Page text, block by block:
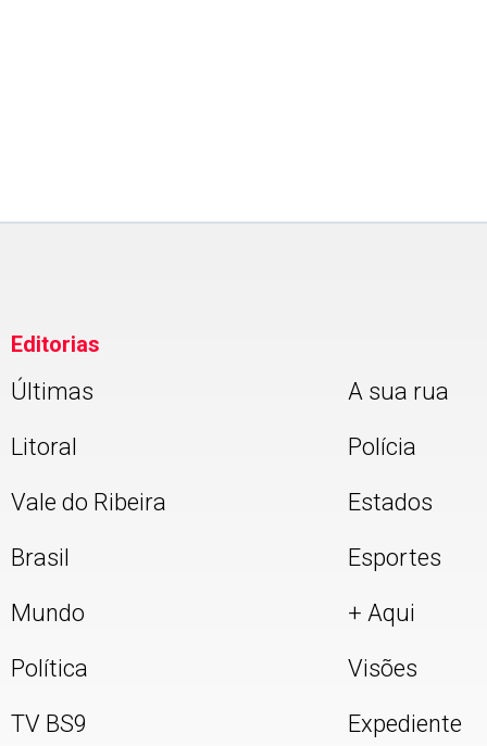
Editorias
Últimas
Litoral
Vale do Ribeira
Brasil
Mundo
Política
TV BS9
A sua rua
Polícia
Estados
Esportes
+ Aqui
Visões
Expediente